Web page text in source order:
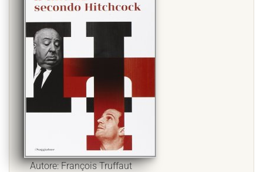
Autore: François Truffaut